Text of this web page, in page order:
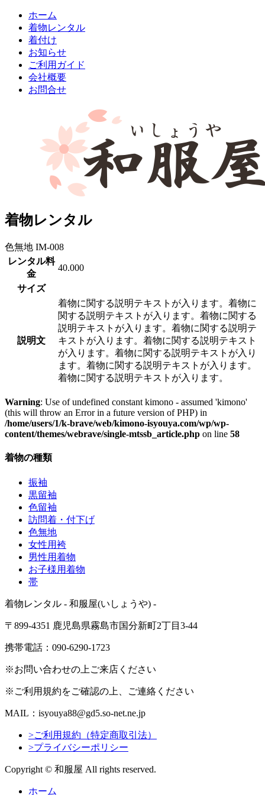
ホーム
着物レンタル
着付け
お知らせ
ご利用ガイド
会社概要
お問合せ
着物レンタル
色無地 IM-008
レンタル料
金
40.000
サイズ
説明文
着物に関する説明テキストが入ります。着物に
関する説明テキストが入ります。着物に関する
説明テキストが入ります。着物に関する説明テ
キストが入ります。着物に関する説明テキスト
が入ります。着物に関する説明テキストが入り
ます。着物に関する説明テキストが入ります。
着物に関する説明テキストが入ります。
Warning: Use of undefined constant kimono - assumed 'kimono'
(this will throw an Error in a future version of PHP) in
/home/users/1/k-brave/web/kimono-isyouya.com/wp/wp-
content/themes/webrave/single-mtssb_article.php on line 58
着物の種類
振袖
黒留袖
色留袖
訪問着・付下げ
色無地
女性用袴
男性用着物
お子様用着物
帯
着物レンタル - 和服屋(いしょうや) -
〒899-4351 鹿児島県霧島市国分新町2丁目3-44
携帯電話：090-6290-1723
※お問い合わせの上ご来店ください
※ご利用規約をご確認の上、ご連絡ください
MAIL：isyouya88@gd5.so-net.ne.jp
>ご利用規約（特定商取引法）
>プライバシーポリシー
Copyright © 和服屋 All rights reserved.
ホーム